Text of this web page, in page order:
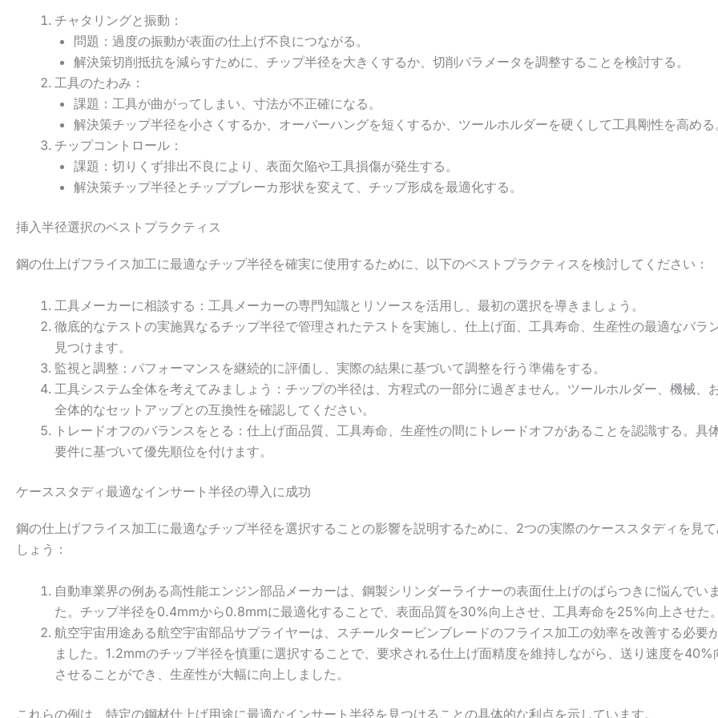
チャタリングと振動：
問題：過度の振動が表面の仕上げ不良につながる。
解決策切削抵抗を減らすために、チップ半径を大きくするか、切削パラメータを調整することを検討する。
工具のたわみ：
課題：工具が曲がってしまい、寸法が不正確になる。
解決策チップ半径を小さくするか、オーバーハングを短くするか、ツールホルダーを硬くして工具剛性を高める
チップコントロール：
課題：切りくず排出不良により、表面欠陥や工具損傷が発生する。
解決策チップ半径とチップブレーカ形状を変えて、チップ形成を最適化する。
挿入半径選択のベストプラクティス
鋼の仕上げフライス加工に最適なチップ半径を確実に使用するために、以下のベストプラクティスを検討してください：
工具メーカーに相談する：工具メーカーの専門知識とリソースを活用し、最初の選択を導きましょう。
徹底的なテストの実施異なるチップ半径で管理されたテストを実施し、仕上げ面、工具寿命、生産性の最適なバラ
見つけます。
監視と調整：パフォーマンスを継続的に評価し、実際の結果に基づいて調整を行う準備をする。
工具システム全体を考えてみましょう：チップの半径は、方程式の一部分に過ぎません。ツールホルダー、機械、
全体的なセットアップとの互換性を確認してください。
トレードオフのバランスをとる：仕上げ面品質、工具寿命、生産性の間にトレードオフがあることを認識する。具
要件に基づいて優先順位を付けます。
ケーススタディ最適なインサート半径の導入に成功
鋼の仕上げフライス加工に最適なチップ半径を選択することの影響を説明するために、2つの実際のケーススタディを見て
しょう：
自動車業界の例ある高性能エンジン部品メーカーは、鋼製シリンダーライナーの表面仕上げのばらつきに悩んでい
た。チップ半径を0.4mmから0.8mmに最適化することで、表面品質を30%向上させ、工具寿命を25%向上させた。
航空宇宙用途ある航空宇宙部品サプライヤーは、スチールタービンブレードのフライス加工の効率を改善する必要
ました。1.2mmのチップ半径を慎重に選択することで、要求される仕上げ面精度を維持しながら、送り速度を40%
させることができ、生産性が大幅に向上しました。
これらの例は、特定の鋼材仕上げ用途に最適なインサート半径を見つけることの具体的な利点を示しています。